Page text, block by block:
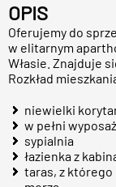
OPIS
Oferujemy do
w elitarnym
Własie. Znajduje
Rozkład
niewielki
w pełni
sypialnia
łazienka z
taras, z którego